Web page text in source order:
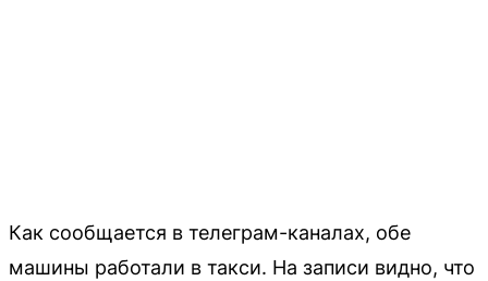
Как сообщается в телеграм-каналах, обе
машины работали в такси. На записи видно, что